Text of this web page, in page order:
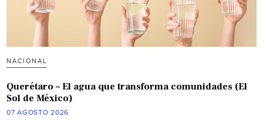
NACIONAL
Querétaro – El agua que transforma comunidades (El
Sol de México)
07 AGOSTO 2026